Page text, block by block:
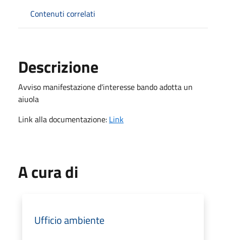
Contenuti correlati
Descrizione
Avviso manifestazione d'interesse bando adotta un
aiuola
Link alla documentazione: Link
A cura di
Ufficio ambiente